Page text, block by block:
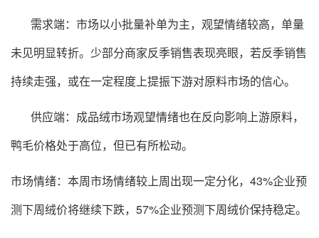
需求端：市场以小批量补单为主，观望情绪较高，单量
未见明显转折。少部分商家反季销售表现亮眼，若反季销售
持续走强，或在一定程度上提振下游对原料市场的信心。
供应端：成品绒市场观望情绪也在反向影响上游原料，
鸭毛价格处于高位，但已有所松动。
市场情绪：本周市场情绪较上周出现一定分化，43%企业预
测下周绒价将继续下跌，57%企业预测下周绒价保持稳定。